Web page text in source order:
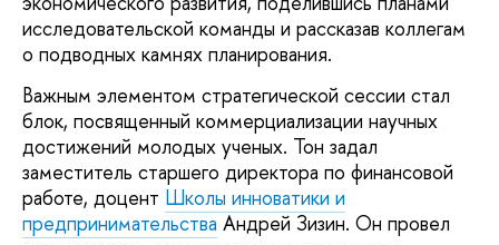
исследовательской команды и рассказав коллегам
о подводных камнях планирования.
Важным элементом стратегической сессии стал
блок, посвященный коммерциализации научных
достижений молодых ученых. Тон задал
заместитель старшего директора по финансовой
работе, доцент Школы инноватики и
предпринимательства Андрей Зизин. Он провел